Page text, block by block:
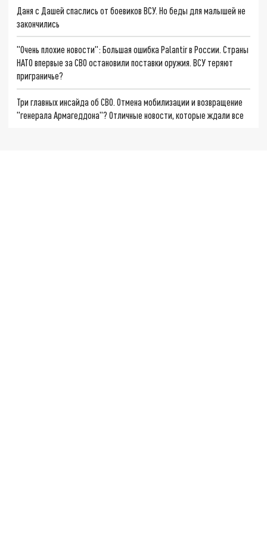
Даня с Дашей спаслись от боевиков ВСУ. Но беды для малышей не
закончились
"Очень плохие новости": Большая ошибка Palantir в России. Страны
НАТО впервые за СВО остановили поставки оружия. ВСУ теряют
приграничье?
Три главных инсайда об СВО. Отмена мобилизации и возвращение
"генерала Армагеддона"? Отличные новости, которые ждали все